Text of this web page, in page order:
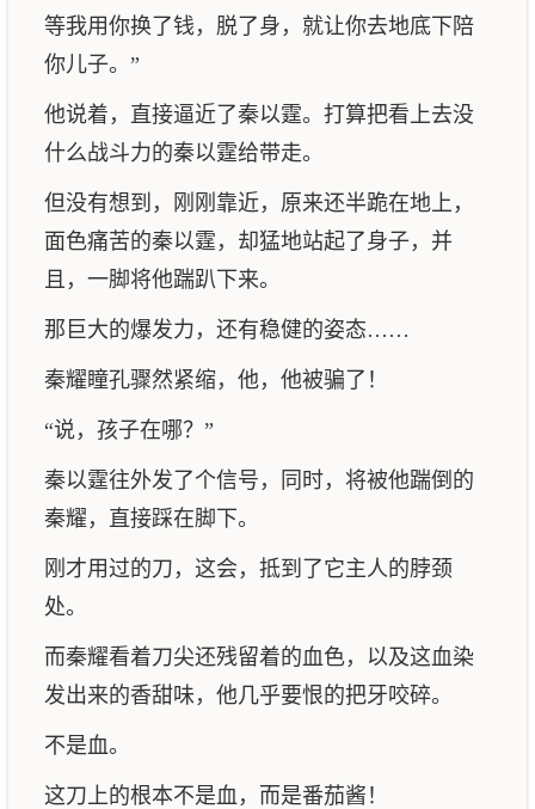
等我用你换了钱，脱了身，就让你去地底下陪
你儿子。”
他说着，直接逼近了秦以霆。打算把看上去没
什么战斗力的秦以霆给带走。
但没有想到，刚刚靠近，原来还半跪在地上，
面色痛苦的秦以霆，却猛地站起了身子，并
且，一脚将他踹趴下来。
那巨大的爆发力，还有稳健的姿态……
秦耀瞳孔骤然紧缩，他，他被骗了！
“说，孩子在哪？”
秦以霆往外发了个信号，同时，将被他踹倒的
秦耀，直接踩在脚下。
刚才用过的刀，这会，抵到了它主人的脖颈
处。
而秦耀看着刀尖还残留着的血色，以及这血染
发出来的香甜味，他几乎要恨的把牙咬碎。
不是血。
这刀上的根本不是血，而是番茄酱！